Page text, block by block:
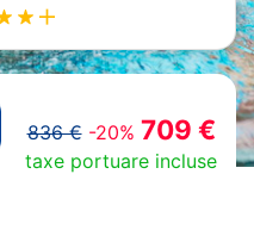
836 € -20% 709 €
taxe portuare incluse